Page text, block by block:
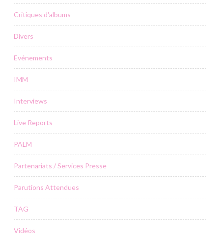
Critiques d'albums
Divers
Evénements
IMM
Interviews
Live Reports
PALM
Partenariats / Services Presse
Parutions Attendues
TAG
Vidéos